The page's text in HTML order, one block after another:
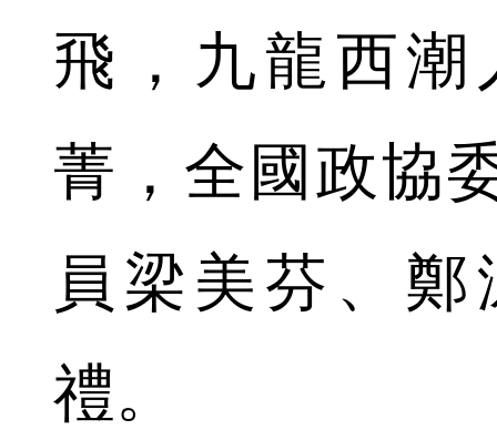
飛，九龍西
菁，全國政協
員梁美芬、
禮。